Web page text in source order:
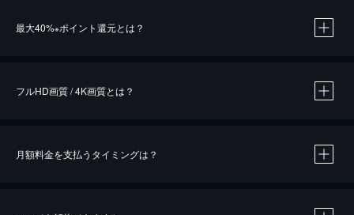
最大40%※ポイント還元とは？
※40％ポイント還元の対象は、クレジットカード決済による作品の購入 / レンタルです。
iOSアプリのUコイン決済による作品の購入 / レンタルは、20％のポイント還元です。
フルHD画質 / 4K画質とは？
月額料金を支払うタイミングは？